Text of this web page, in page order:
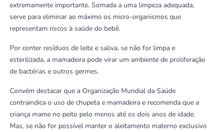
extremamente importante. Somada a uma limpeza adequada,
serve para eliminar ao máximo os micro-organismos que
representam riscos à saúde do bebê.
Por conter resíduos de leite e saliva, se não for limpa e
esterilizada, a mamadeira pode virar um ambiente de proliferação
de bactérias e outros germes.
Convém destacar que a Organização Mundial da Saúde
contraindica o uso de chupeta e mamadeira e recomenda que a
criança mame no peito pelo menos até os dois anos de idade.
Mas, se não for possível manter o aleitamento materno exclusivo